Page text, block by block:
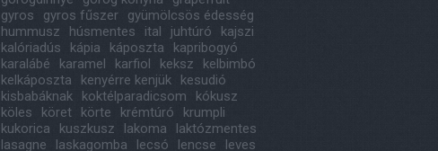
gyros
gyros fűszer
gyümölcsös édesség
hummusz
húsmentes ital juhtúró
kajszi
kalóriadús
kápia káposzta
kapribogyó
karalábé
karamel karfiol keksz
kelbimbó
kelkáposzta
kenyérre kenjük
kesudió
kisbabáknak
koktélparadicsom
kókusz
köles
köret körte krémtúró
krumpli
kukorica
kuszkusz lakoma
laktózmentes
lasagne
laskagomba lecsó lencse
leves